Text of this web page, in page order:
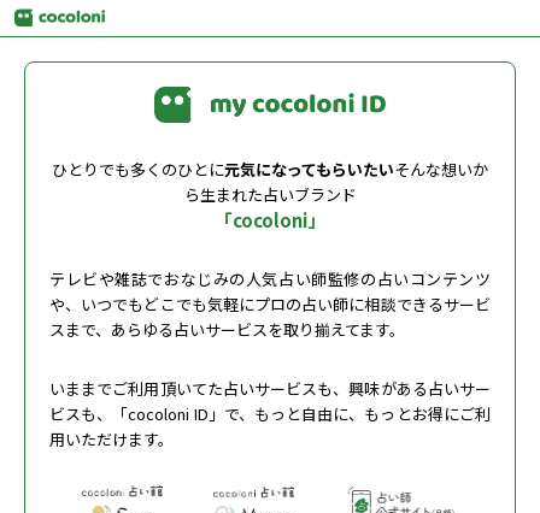
ひとりでも多くのひとに元気になってもらいたいそんな想いか
ら生まれた占いブランド
「cocoloni」
テレビや雑誌でおなじみの人気占い師監修の占いコンテンツ
や、いつでもどこでも気軽にプロの占い師に相談できるサービ
スまで、あらゆる占いサービスを取り揃えてます。
いままでご利用頂いてた占いサービスも、興味がある占いサー
ビスも、「cocoloni ID」で、もっと自由に、もっとお得にご利
用いただけます。